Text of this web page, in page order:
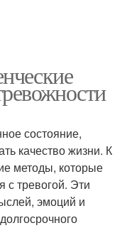
состояние,
качество жизни. К
методы, которые
с тревогой. Эти
эмоций и